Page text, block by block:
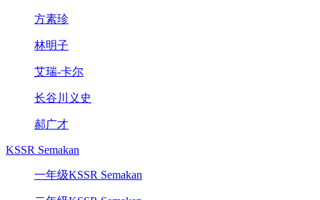
方素珍
林明子
艾瑞-卡尔
长谷川义史
郝广才
KSSR Semakan
一年级KSSR Semakan